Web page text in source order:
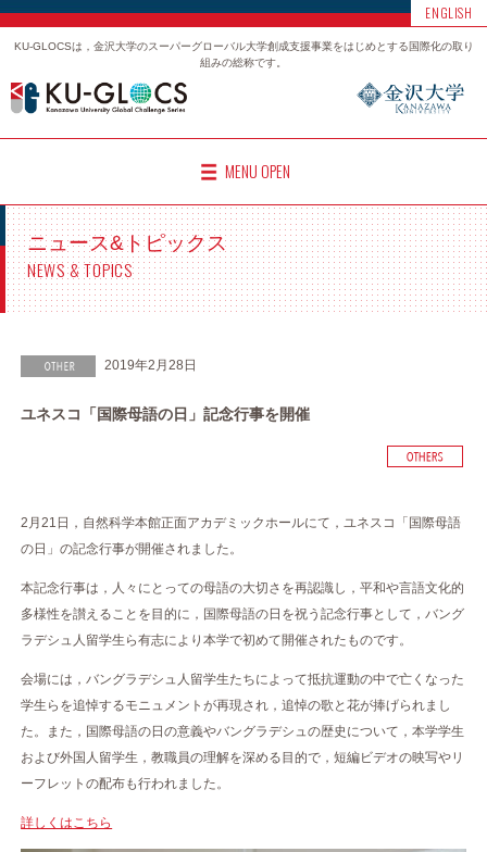
ENGLISH
KU-GLOCSは，金沢大学のスーパーグローバル大学創成支援事業をはじめとする国際化の取り
組みの総称です。
MENU OPEN
ニュース&トピックス
NEWS & TOPICS
2019年2月28日
ユネスコ「国際母語の日」記念行事を開催
2月21日，自然科学本館正面アカデミックホールにて，ユネスコ「国際母語
の日」の記念行事が開催されました。
本記念行事は，人々にとっての母語の大切さを再認識し，平和や言語文化的
多様性を讃えることを目的に，国際母語の日を祝う記念行事として，バング
ラデシュ人留学生ら有志により本学で初めて開催されたものです。
会場には，バングラデシュ人留学生たちによって抵抗運動の中で亡くなった
学生らを追悼するモニュメントが再現され，追悼の歌と花が捧げられまし
た。また，国際母語の日の意義やバングラデシュの歴史について，本学学生
および外国人留学生，教職員の理解を深める目的で，短編ビデオの映写やリ
ーフレットの配布も行われました。
詳しくはこちら